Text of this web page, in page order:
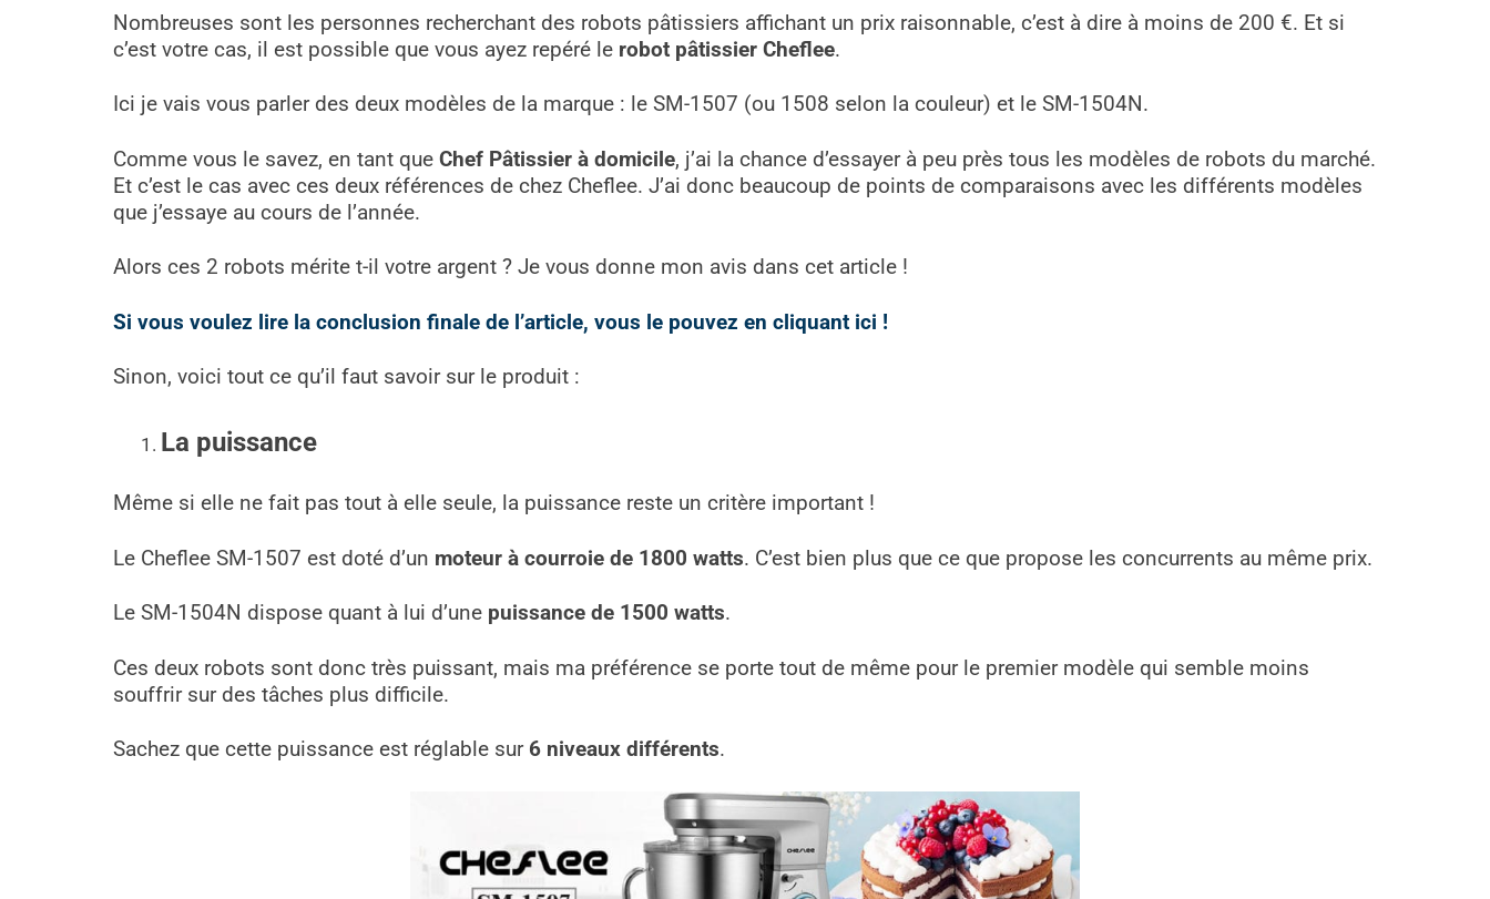
Nombreuses sont les personnes recherchant des robots pâtissiers affichant un prix raisonnable, c’est à dire à moins de 200 €. Et si
c’est votre cas, il est possible que vous ayez repéré le robot pâtissier Cheflee.
Ici je vais vous parler des deux modèles de la marque : le SM-1507 (ou 1508 selon la couleur) et le SM-1504N.
Comme vous le savez, en tant que Chef Pâtissier à domicile, j’ai la chance d’essayer à peu près tous les modèles de robots du marché.
Et c’est le cas avec ces deux références de chez Cheflee. J’ai donc beaucoup de points de comparaisons avec les différents modèles
que j’essaye au cours de l’année.
Alors ces 2 robots mérite t-il votre argent ? Je vous donne mon avis dans cet article !
Si vous voulez lire la conclusion finale de l’article, vous le pouvez en cliquant ici !
Sinon, voici tout ce qu’il faut savoir sur le produit :
La puissance
Même si elle ne fait pas tout à elle seule, la puissance reste un critère important !
Le Cheflee SM-1507 est doté d’un moteur à courroie de 1800 watts. C’est bien plus que ce que propose les concurrents au même prix.
Le SM-1504N dispose quant à lui d’une puissance de 1500 watts.
Ces deux robots sont donc très puissant, mais ma préférence se porte tout de même pour le premier modèle qui semble moins
souffrir sur des tâches plus difficile.
Sachez que cette puissance est réglable sur 6 niveaux différents.